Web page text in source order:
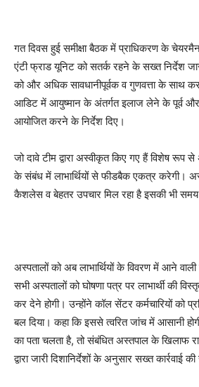
गत दिवस हुई समीक्षा बैठक में प्राधिकरण के
एंटी फ्राड यूनिट को सतर्क रहने के सख्त निर्देश
को और अधिक सावधानीपूर्वक व गुणवत्ता के साथ
आडिट में आयुष्मान के अंतर्गत इलाज लेने के पूर्व और
आयोजित करने के निर्देश दिए।
जो दावे टीम द्वारा अस्वीकृत किए गए हैं विशेष रूप से
के संबंध में लाभार्थियों से फीडबैक एकत्र करेगी।
कैशलेस व बेहतर उपचार मिल रहा है इसकी भी
अस्पतालों को अब लाभार्थियों के विवरण में आने
सभी अस्पतालों को घोषणा पत्र पर लाभार्थी की
कर देने होगी। उन्होंने कॉल सेंटर कर्मचारियों को
बल दिया। कहा कि इससे त्वरित जांच में आसानी
का पता चलता है, तो संबंधित अस्तपाल के खिलाफ
द्वारा जारी दिशानिर्देशों के अनुसार सख्त कार्रवाई